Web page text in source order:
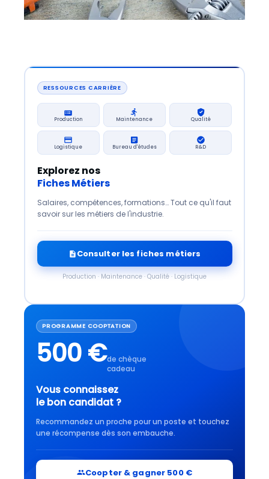
RESSOURCES CARRIÈRE
Production Maintenance Qualité
Logistique Bureau d'études R&D
Explorez nos
Fiches Métiers
Salaires, compétences, formations… Tout ce qu'il faut
savoir sur les métiers de l'industrie.
Consulter les fiches métiers
Production · Maintenance · Qualité · Logistique
PROGRAMME COOPTATION
500 €de chèque
cadeau
Vous connaissez
le bon candidat ?
Recommandez un proche pour un poste et touchez
une récompense dès son embauche.
Coopter & gagner 500 €